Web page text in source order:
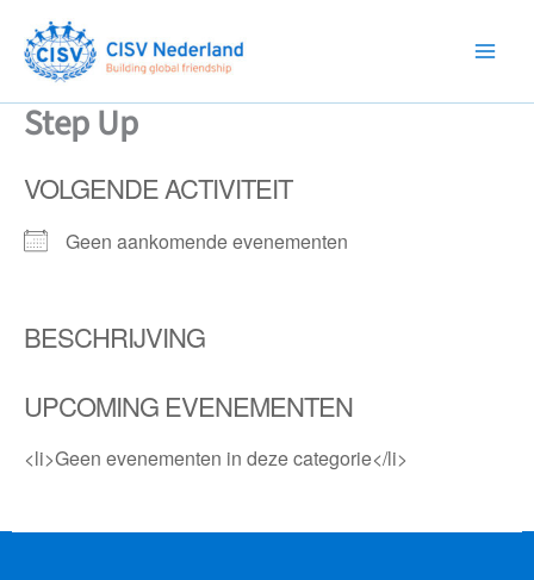
naar
inhoud
Step Up
VOLGENDE ACTIVITEIT
Geen aankomende evenementen
BESCHRIJVING
UPCOMING EVENEMENTEN
<li>Geen evenementen in deze categorie</li>